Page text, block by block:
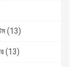
(13)
(13)